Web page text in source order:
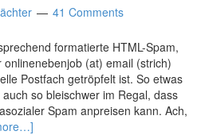
41 Comments
formatierte HTML-Spam,
(at) email (strich)
Postfach getröpfelt ist. So etwas
so bleischwer im Regal, dass
Spam anpreisen kann. Ach,